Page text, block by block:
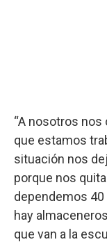
“A nosotros nos
que estamos
situación nos
porque nos
dependemos
hay
que van a la